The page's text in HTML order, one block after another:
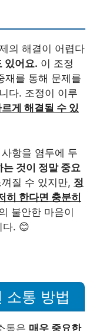
의 해결이 어렵다
있어요. 이 조정
재를 통해 문제를
다. 조정이 이루
르게 해결될 수 있
항을 염두에 두
것이 정말 중요
질 수 있지만, 정
히 한다면 충분히
불안한 마음이
다. 😊
소통 방법
통은 매우 중요한